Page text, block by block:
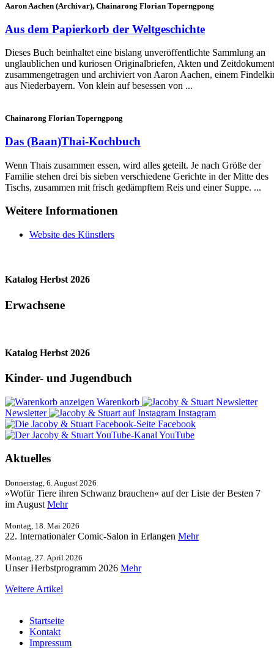
Aaron Aachen (Archivar), Chainarong Florian Toperngpong
Aus dem Papierkorb der Weltgeschichte
Dieses Buch beinhaltet eine bislang unveröffentlichte Sammlung an
unglaublichen und kuriosen Originalbriefen, Akten und
zusammengetragen und archiviert von Aaron Aachen, einem
aus Niederbayern. Von klein auf besessen von ...
Chainarong Florian Toperngpong
Das (Baan)Thai-Kochbuch
Wenn Thais zusammen essen, wird alles geteilt. Je nach Größe der
Familie stehen drei bis sieben verschiedene Gerichte in der Mitte des
Tischs, zusammen mit frisch gedämpftem Reis und einer Suppe. ...
Weitere Informationen
Website des Künstlers
Katalog Herbst 2026
Erwachsene
Katalog Herbst 2026
Kinder- und Jugendbuch
Warenkorb
Newsletter
Instagram
Facebook
YouTube
Aktuelles
Donnerstag, 6. August 2026
»Wofür Tiere ihren Schwanz brauchen« auf der Liste der Besten 7
im August Mehr
Montag, 18. Mai 2026
22. Internationaler Comic-Salon in Erlangen Mehr
Montag, 27. April 2026
Unser Herbstprogramm 2026 Mehr
Weitere Artikel
Startseite
Kontakt
Impressum